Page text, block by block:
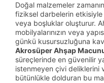
Doğal malzemeler
fiziksel darbelerin etkisiyle
veya boşluklar oluşturur.
mobilyalarınızın veya
günkü kusursuzluğuna
Akrosüper Ahşap
süreçlerinde en güvenilir
istenmeyen çivi deliklerini
bütünlükle dolduran bu